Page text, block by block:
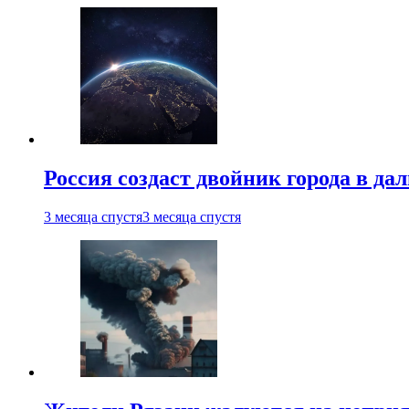
Россия создаст двойник города в
3 месяца спустя3 месяца спустя